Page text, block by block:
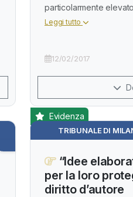
particolarmente
Leggi tutto
12/02/2017
TRIBUNALE DI
Evidenza
“Idee
per la loro
diritto d’autore